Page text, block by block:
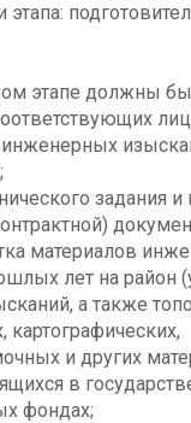
этапа:
этапе должны
инженерных
задания и
материалов
лет на район
а также
картографических,
и других
в
фондах;